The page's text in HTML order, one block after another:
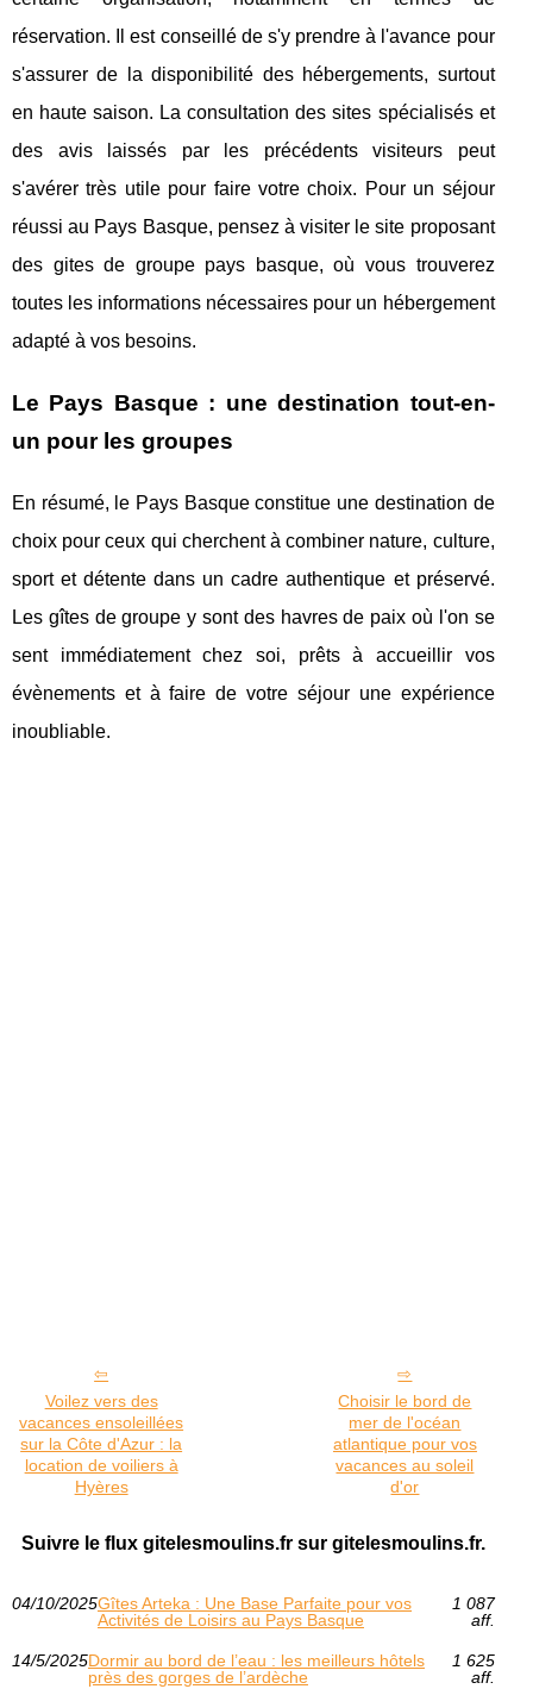
réservation. Il est conseillé de s'y prendre à l'avance pour
s'assurer de la disponibilité des hébergements, surtout
en haute saison. La consultation des sites spécialisés et
des avis laissés par les précédents visiteurs peut
s'avérer très utile pour faire votre choix. Pour un séjour
réussi au Pays Basque, pensez à visiter le site proposant
des gites de groupe pays basque, où vous trouverez
toutes les informations nécessaires pour un hébergement
adapté à vos besoins.
Le Pays Basque : une destination tout-en-
un pour les groupes
En résumé, le Pays Basque constitue une destination de
choix pour ceux qui cherchent à combiner nature, culture,
sport et détente dans un cadre authentique et préservé.
Les gîtes de groupe y sont des havres de paix où l'on se
sent immédiatement chez soi, prêts à accueillir vos
évènements et à faire de votre séjour une expérience
inoubliable.
Voilez vers des
vacances ensoleillées
sur la Côte d'Azur : la
location de voiliers à
Hyères
Choisir le bord de
mer de l'océan
atlantique pour vos
vacances au soleil
d'or
Suivre le flux gitelesmoulins.fr sur gitelesmoulins.fr.
04/10/2025Gîtes Arteka : Une Base Parfaite pour vos
Activités de Loisirs au Pays Basque
1 087
aff.
14/5/2025Dormir au bord de l’eau : les meilleurs hôtels
près des gorges de l’ardèche
1 625
aff.